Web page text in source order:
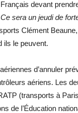
devant
Ce sera un jeudi de
Clément
ils le peuvent.
d’annuler
aériens. Les
(transports à
de l’Éducation